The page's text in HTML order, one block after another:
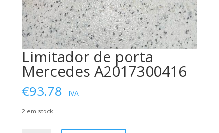
Limitador de porta
Mercedes A2017300416
€93.78 +IVA
2 em stock